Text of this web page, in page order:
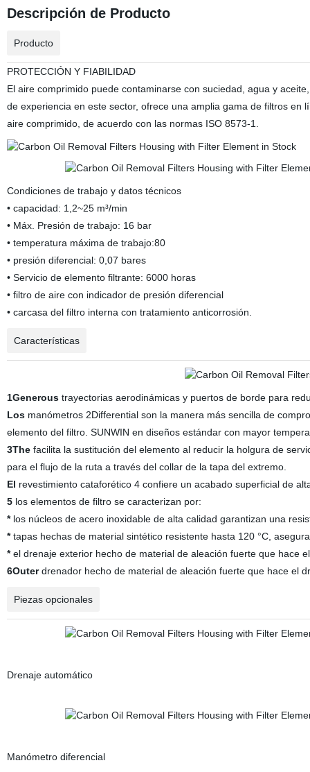
Descripción de Producto
Producto
PROTECCIÓN Y FIABILIDAD
El aire comprimido puede contaminarse con suciedad, agua y
de experiencia en este sector, ofrece una amplia gama de filtros
aire comprimido, de acuerdo con las normas ISO 8573-1.
Condiciones de trabajo y datos técnicos
• capacidad: 1,2~25 m³/min
• Máx. Presión de trabajo: 16 bar
• temperatura máxima de trabajo:80
• presión diferencial: 0,07 bares
• Servicio de elemento filtrante: 6000 horas
• filtro de aire con indicador de presión diferencial
• carcasa del filtro interna con tratamiento anticorrosión.
Características
1Generoustrayectorias aerodinámicas y puertos de borde para
Losmanómetros 2Differential son la manera más sencilla de
elemento del filtro. SUNWIN en diseños estándar con mayor
3Thefacilita la sustitución del elemento al reducir la holgura de
para el flujo de la ruta a través del collar de la tapa del extremo.
El revestimiento cataforético 4 confiere un acabado superficial de
5los elementos de filtro se caracterizan por:
*los núcleos de acero inoxidable de alta calidad garantizan una
*tapas hechas de material sintético resistente hasta 120 °C,
*el drenaje exterior hecho de material de aleación fuerte que hace
6Outerdrenador hecho de material de aleación fuerte que hace el
Piezas opcionales
Drenaje automático
Manómetro diferencial